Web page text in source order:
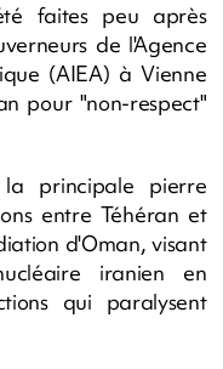
faites peu après
de l'Agence
(AIEA) à Vienne
pour "non-respect"
la principale pierre
entre Téhéran et
d'Oman, visant
iranien en
qui paralysent